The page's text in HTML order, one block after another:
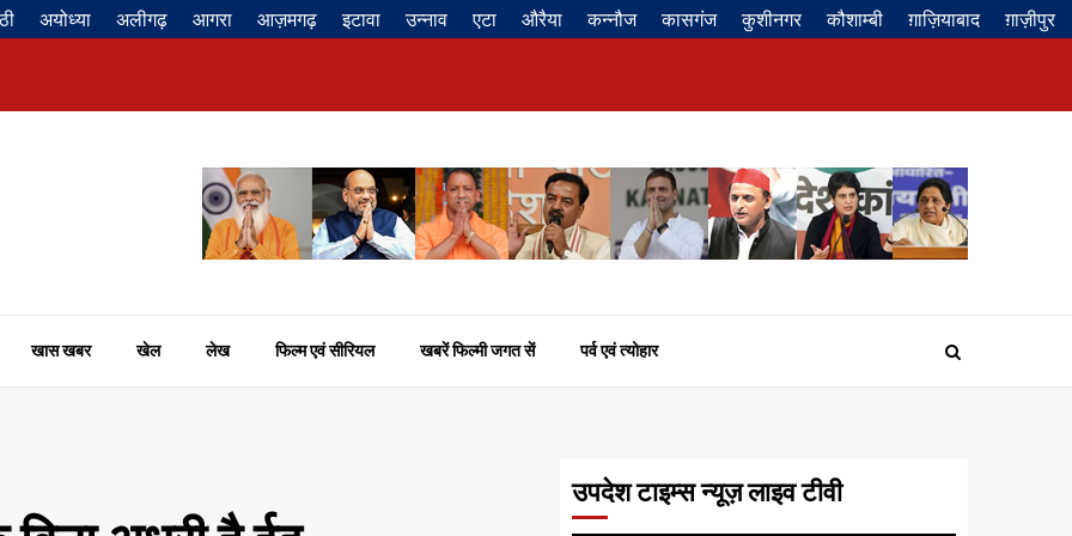
अयोध्या अलीगढ़ आगरा आज़मगढ़ इटावा उन्नाव एटा औरैया कन्नौज कासगंज कुशीनगर कौशाम्बी ग़ाज़ियाबाद ग़ाज़ीपुर
खास खबर खेल लेख फिल्म एवं सीरियल खबरें फिल्मी जगत सें पर्व एवं त्योहार
उपदेश टाइम्स न्यूज़ लाइव टीवी